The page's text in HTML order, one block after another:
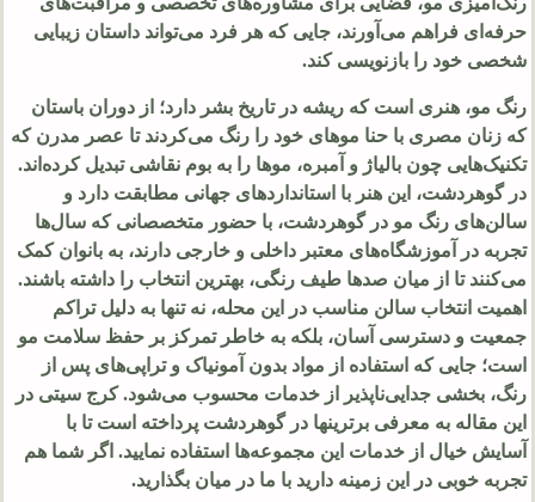
حرفه‌ای فراهم می‌آورند، جایی که هر فرد می‌تواند داستان زیبایی
شخصی خود را بازنویسی کند.
رنگ مو، هنری است که ریشه در تاریخ بشر دارد؛ از دوران باستان
که زنان مصری با حنا موهای خود را رنگ می‌کردند تا عصر مدرن که
تکنیک‌هایی چون بالیاژ و آمبره، موها را به بوم نقاشی تبدیل کرده‌اند.
در گوهردشت، این هنر با استانداردهای جهانی مطابقت دارد و
سالن‌های رنگ مو در گوهردشت، با حضور متخصصانی که سال‌ها
تجربه در آموزشگاه‌های معتبر داخلی و خارجی دارند، به بانوان کمک
می‌کنند تا از میان صدها طیف رنگی، بهترین انتخاب را داشته باشند.
اهمیت انتخاب سالن مناسب در این محله، نه تنها به دلیل تراکم
جمعیت و دسترسی آسان، بلکه به خاطر تمرکز بر حفظ سلامت مو
است؛ جایی که استفاده از مواد بدون آمونیاک و تراپی‌های پس از
رنگ، بخشی جدایی‌ناپذیر از خدمات محسوب می‌شود. کرج سیتی در
این مقاله به معرفی برترینها در گوهردشت پرداخته است تا با
آسایش خیال از خدمات این مجموعه‌ها استفاده نمایید. اگر شما هم
تجربه خوبی در این زمینه دارید با ما در میان بگذارید.